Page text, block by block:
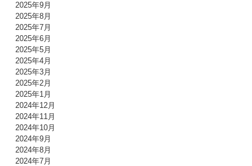
2025年9月
2025年8月
2025年7月
2025年6月
2025年5月
2025年4月
2025年3月
2025年2月
2025年1月
2024年12月
2024年11月
2024年10月
2024年9月
2024年8月
2024年7月